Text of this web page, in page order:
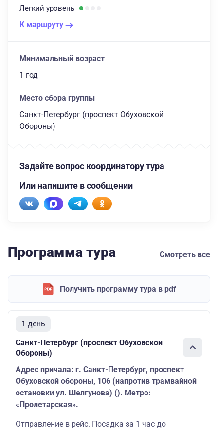
Легкий уровень
К маршруту
Минимальный возраст
1 год
Место сбора группы
Санкт-Петербург (проспект Обуховской
Обороны)
Задайте вопрос координатору тура
Или напишите в сообщении
Программа тура Смотреть все
Получить программу тура в pdf
1 день
Санкт-Петербург (проспект Обуховской
Обороны)
Адрес причала: г. Санкт-Петербург, проспект
Обуховской обороны, 106 (напротив трамвайной
остановки ул. Шелгунова) (). Метро:
«Пролетарская».
Отправление в рейс. Посадка за 1 час до